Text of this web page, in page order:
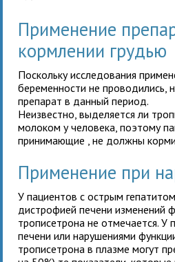
Применение
кормлении грудью
Поскольку исследования
беременности не проводились,
препарат в данный период.
Неизвестно, выделяется ли
молоком у человека, поэтому
принимающие , не должны
Применение при
У пациентов с острым
дистрофией печени изменений
трописетрона не отмечается. У
печени или нарушениями
трописетрона в плазме могут